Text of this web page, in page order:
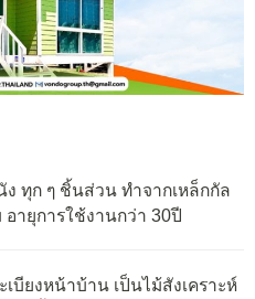
ง ทุก ๆ ชิ้นส่วน ทำจากเหล็กกัล
ายุการใช้งานกว่า 30ปี
บียงหน้าบ้าน เป็นไม้สังเคราะห์